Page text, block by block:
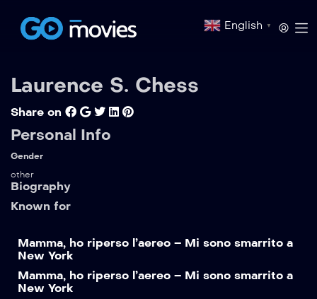
English ▼
Laurence S. Chess
Share on
Personal Info
Gender
other
Biography
Known for
Mamma, ho riperso l’aereo – Mi sono smarrito a
New York
Mamma, ho riperso l’aereo – Mi sono smarrito a
New York